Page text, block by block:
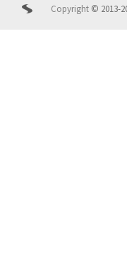
Copyright © 2013-